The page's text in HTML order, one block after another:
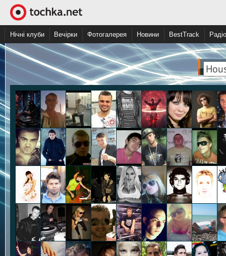
Нічні клуби Вечірки Фотогалерея Новини BestTrack